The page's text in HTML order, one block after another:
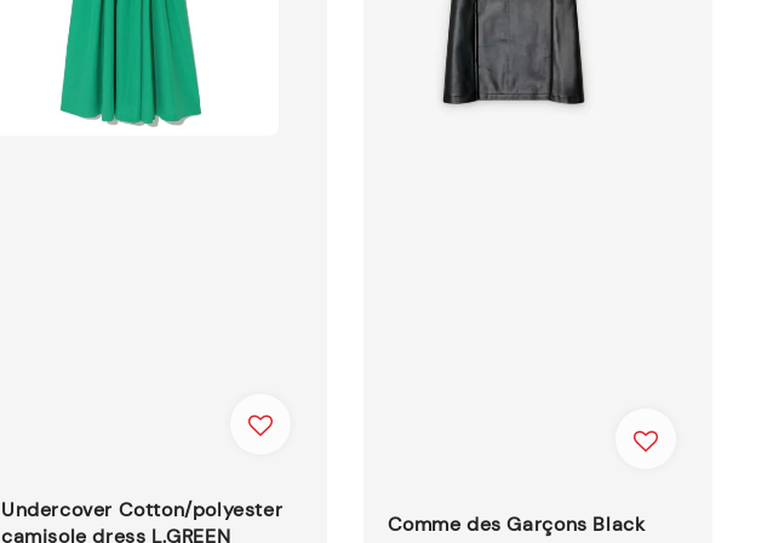
Undercover Cotton/polyester
camisole dress L.GREEN
Comme des Garçons Black